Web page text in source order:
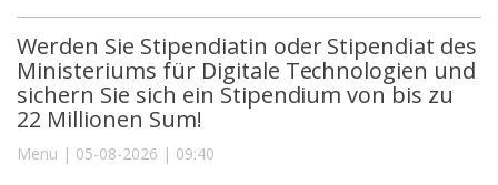
Werden Sie Stipendiatin oder Stipendiat des
Ministeriums für Digitale Technologien und
sichern Sie sich ein Stipendium von bis zu
22 Millionen Sum!
Menu | 05-08-2026 | 09:40